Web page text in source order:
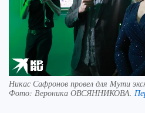
Никас Сафронов провел для Мути
Фото: Вероника ОВСЯННИКОВА.